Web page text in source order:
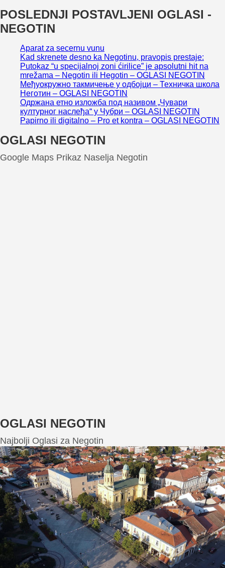
POSLEDNJI POSTAVLJENI OGLASI -
NEGOTIN
Aparat za secernu vunu
Kad skrenete desno ka Negotinu, pravopis prestaje:
Putokaz “u specijalnoj zoni ćirilice” je apsolutni hit na
mrežama – Negotin ili Hegotin – OGLASI NEGOTIN
Међуокружно такмичење у одбојци – Техничка школа
Неготин – OGLASI NEGOTIN
Одржана етно изложба под називом „Чувари
културног наслеђа“ у Чубри – OGLASI NEGOTIN
Papirno ili digitalno – Pro et kontra – OGLASI NEGOTIN
OGLASI NEGOTIN
Google Maps Prikaz Naselja Negotin
OGLASI NEGOTIN
Najbolji Oglasi za Negotin